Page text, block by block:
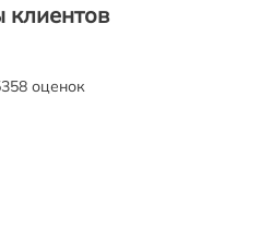
клиентов
оценок